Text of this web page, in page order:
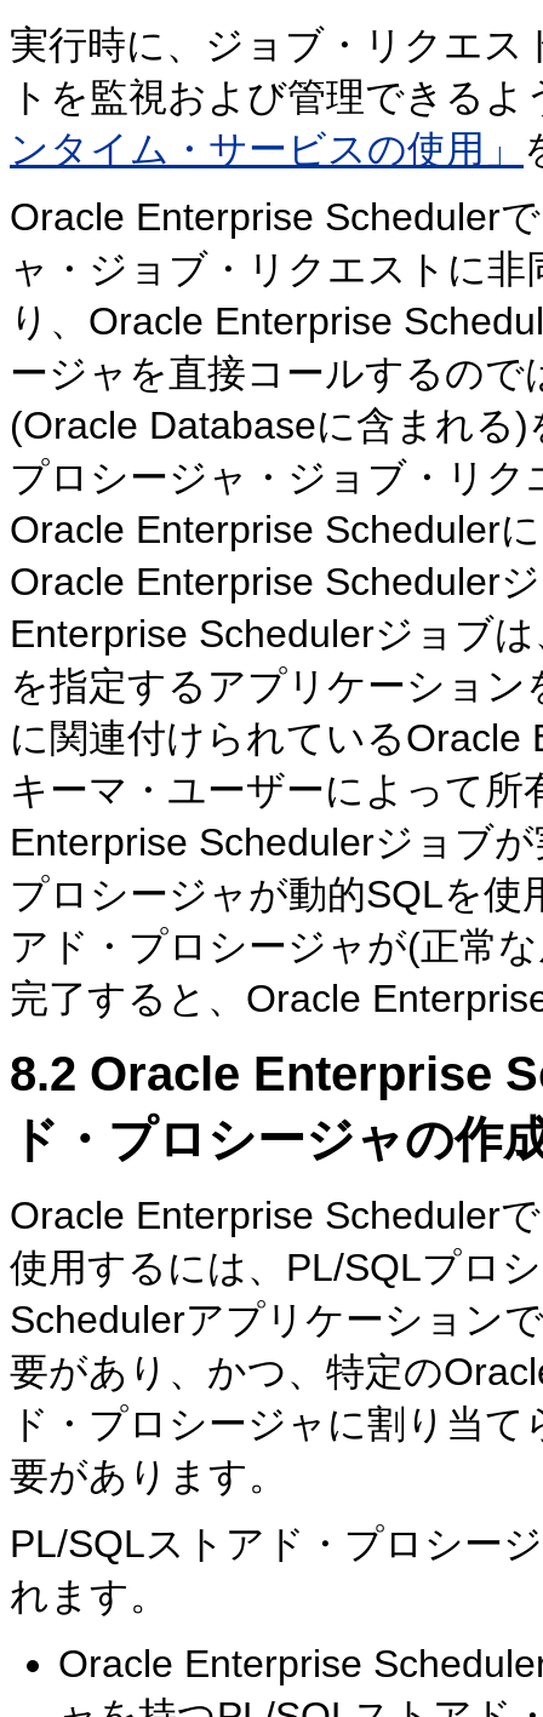
実行時に、ジョブ・リクエ
トを監視および管理できる
ンタイム・サービスの使用」
Oracle Enterprise Scheduler
ャ・ジョブ・リクエストに
り、Oracle Enterprise
ージャを直接コールするの
(Oracle Databaseに含まれる
プロシージャ・ジョブ・リ
Oracle Enterprise Scheduler
Oracle Enterprise Scheduler
Enterprise Schedulerジョブ
を指定するアプリケーショ
に関連付けられているOracle
キーマ・ユーザーによって
Enterprise Schedulerジョブ
プロシージャが動的SQLを
アド・プロシージャが(正常
完了すると、Oracle
8.2 Oracle Enterprise
ド・プロシージャの作
Oracle Enterprise Scheduler
使用するには、PL/SQLプロ
Schedulerアプリケーション
要があり、かつ、特定の
ド・プロシージャに割り当
要があります。
PL/SQLストアド・プロシー
れます。
Oracle Enterprise